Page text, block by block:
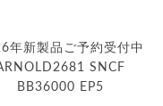
年新製品ご予約受付中
SNCF
BB36000 EP5